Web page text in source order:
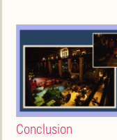
Conclusion